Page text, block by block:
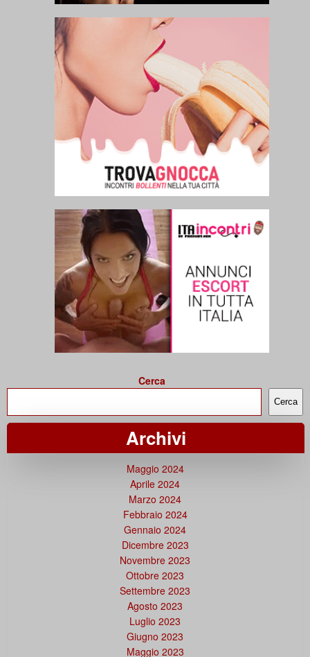
Cerca
Cerca
Archivi
Maggio 2024
Aprile 2024
Marzo 2024
Febbraio 2024
Gennaio 2024
Dicembre 2023
Novembre 2023
Ottobre 2023
Settembre 2023
Agosto 2023
Luglio 2023
Giugno 2023
Maggio 2023